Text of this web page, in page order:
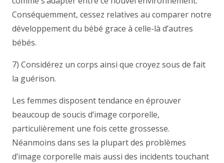
Conséquemment, cessez relatives au comparer notre
développement du bébé grace à celle-là d’autres
bébés.
7) Considérez un corps ainsi que croyez sous de fait
la guérison.
Les femmes disposent tendance en éprouver
beaucoup de soucis d’image corporelle,
particulièrement une fois cette grossesse.
Néanmoins dans ses la plupart des problèmes
d’image corporelle mais aussi des incidents touchant